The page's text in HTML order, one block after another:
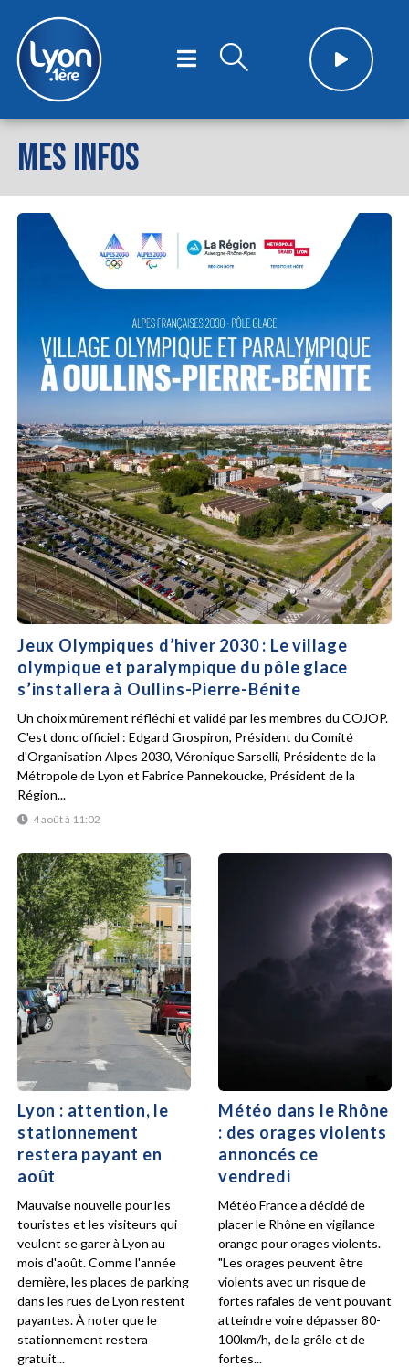
MES INFOS
Jeux Olympiques d’hiver 2030 : Le village
olympique et paralympique du pôle glace
s’installera à Oullins-Pierre-Bénite
4 août à 11:02
Un choix mûrement réfléchi et validé par les membres du COJOP.
C'est donc officiel : Edgard Grospiron, Président du Comité
d'Organisation Alpes 2030, Véronique Sarselli, Présidente de la
Métropole de Lyon et Fabrice Pannekoucke, Président de la
Région...
Lyon : attention, le
stationnement
restera payant en
août
Mauvaise nouvelle pour les
touristes et les visiteurs qui
veulent se garer à Lyon au
mois d'août. Comme l'année
dernière, les places de parking
dans les rues de Lyon restent
payantes. À noter que le
stationnement restera
gratuit...
Météo dans le Rhône
: des orages violents
annoncés ce
vendredi
Météo France a décidé de
placer le Rhône en vigilance
orange pour orages violents.
"Les orages peuvent être
violents avec un risque de
fortes rafales de vent pouvant
atteindre voire dépasser 80-
100km/h, de la grêle et de
fortes...